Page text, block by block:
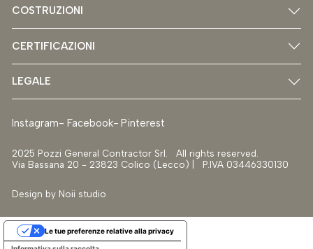
COSTRUZIONI
CERTIFICAZIONI
LEGALE
Instagram Facebook Pinterest
2025 Pozzi General Contractor Srl. All rights reserved.
Via Bassana 20 - 23823 Colico (Lecco) | P.IVA 03446330130
Design by Noii studio
Le tue preferenze relative alla privacy